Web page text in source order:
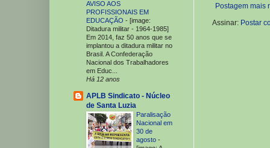
Postagem mais
Assinar: Postar
AVISO AOS
PROFISSIONAIS EM
EDUCAÇÃO - [image:
Ditadura militar - 1964-1985]
Em 2014, faz 50 anos que se
implantou a ditadura militar no
Brasil. A Confederação
Nacional dos Trabalhadores
em Educ...
Há 12 anos
APLB Sindicato - Núcleo
de Santa Luzia
Paralisação
Nacional em
30 de
agosto -